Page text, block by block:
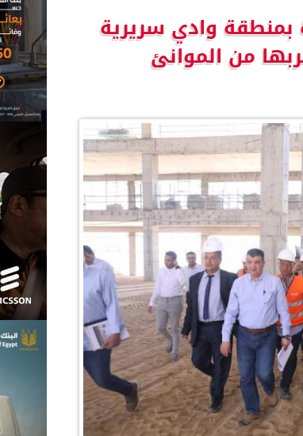
بمنطقة وادي سريرية
من الموانئ